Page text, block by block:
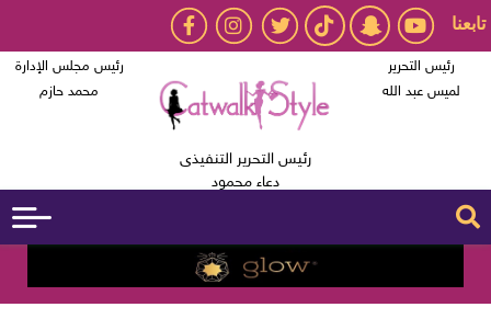
تابعنا
رئيس التحرير
لميس عبد الله
رئيس التحرير التنفيذى
دعاء محمود
رئيس مجلس الإدارة
محمد حازم